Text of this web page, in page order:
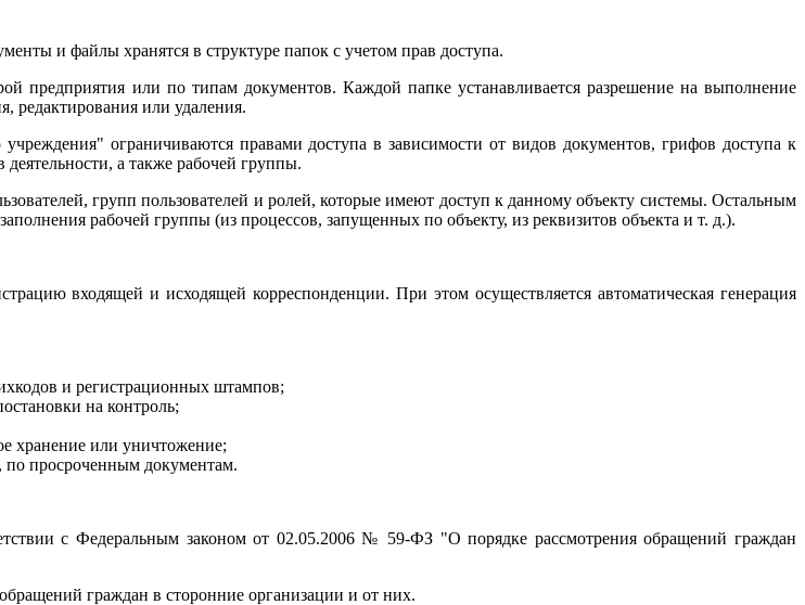
и файлы хранятся в структуре папок с учетом прав доступа.
предприятия или по типам документов. Каждой папке устанавливается разрешение на выполнение
редактирования или удаления.
ограничиваются правами доступа в зависимости от видов документов, грифов доступа к
а также рабочей группы.
групп пользователей и ролей, которые имеют доступ к данному объекту системы. Остальным
рабочей группы (из процессов, запущенных по объекту, из реквизитов объекта и т. д.).
входящей и исходящей корреспонденции. При этом осуществляется автоматическая генерация
и регистрационных штампов;
на контроль;
хранение или уничтожение;
просроченным документам.
с Федеральным законом от 02.05.2006 № 59-ФЗ "О порядке рассмотрения обращений граждан
граждан в сторонние организации и от них.